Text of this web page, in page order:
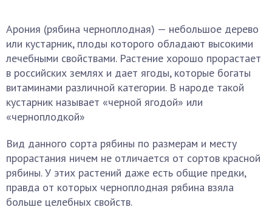
Арония (рябина черноплодная) — небольшое дерево
или кустарник, плоды которого обладают высокими
лечебными свойствами. Растение хорошо прорастает
в российских землях и дает ягоды, которые богаты
витаминами различной категории. В народе такой
кустарник называет «черной ягодой» или
«черноплодкой»
Вид данного сорта рябины по размерам и месту
прорастания ничем не отличается от сортов красной
рябины. У этих растений даже есть общие предки,
правда от которых черноплодная рябина взяла
больше целебных свойств.